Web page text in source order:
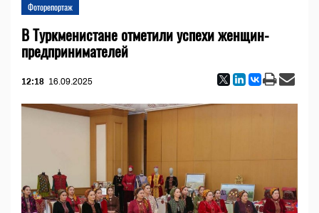
Фоторепортаж
В Туркменистане отметили успехи женщин-
предпринимателей
12:18 16.09.2025